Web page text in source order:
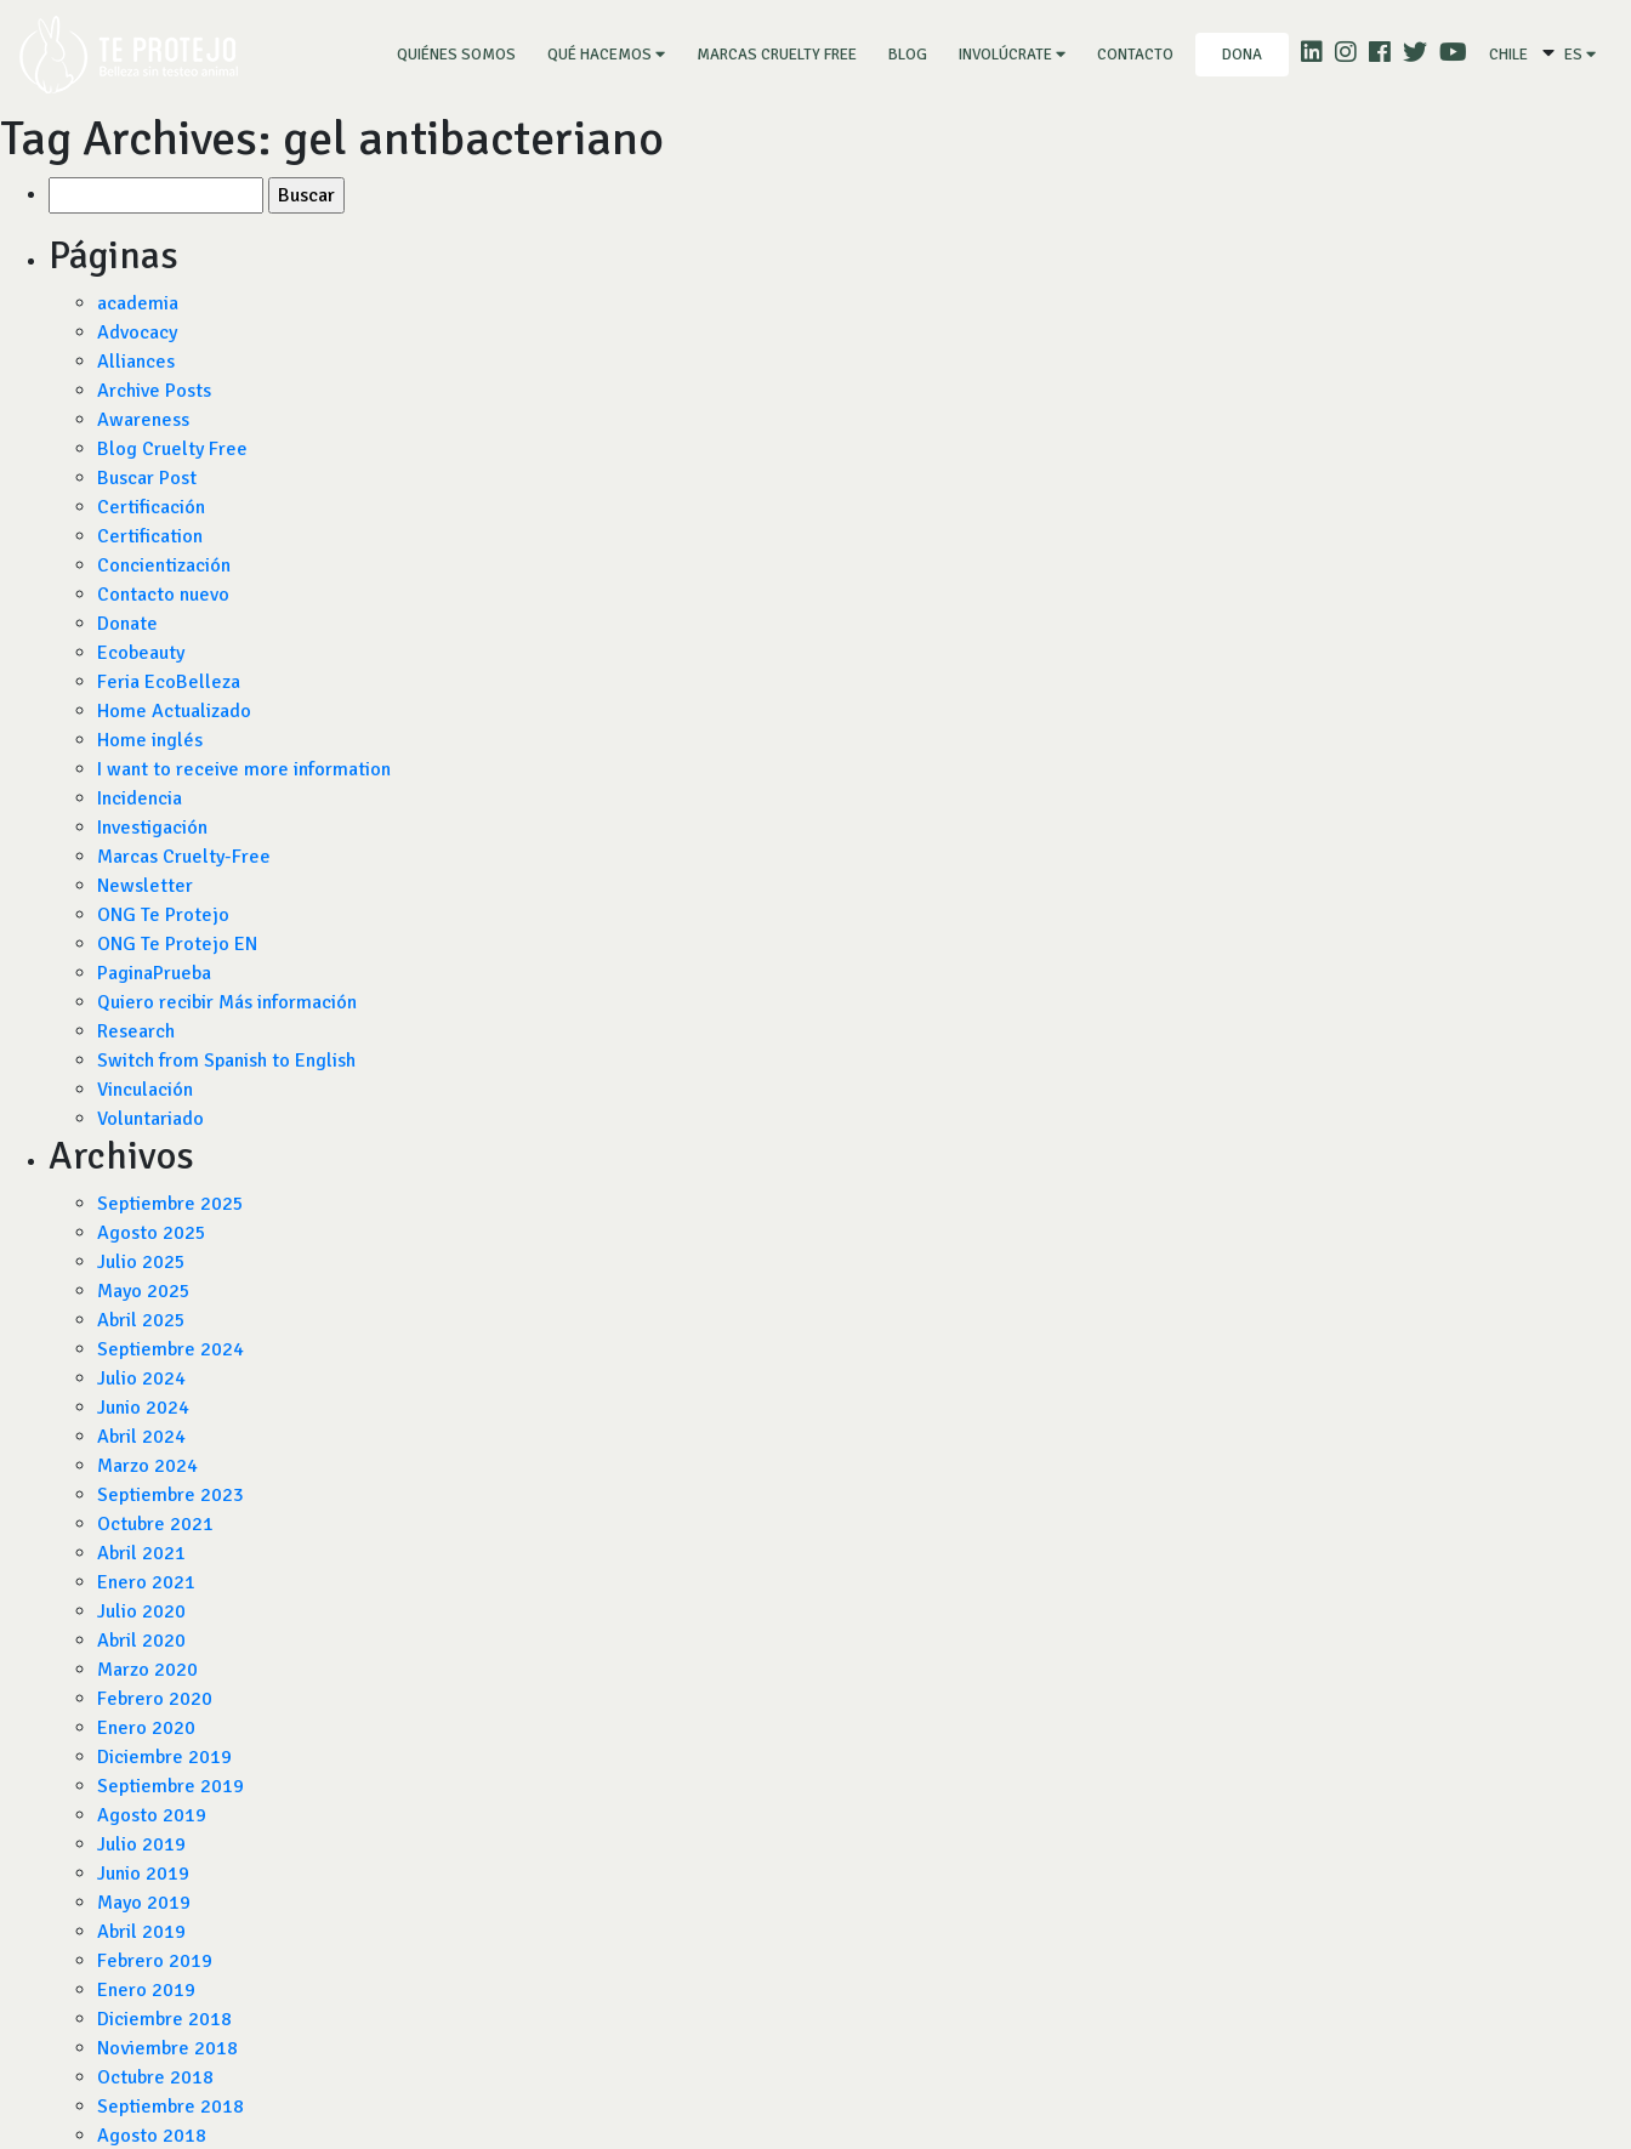
QUIÉNES SOMOS (CURRENT)
QUÉ HACEMOS MARCAS CRUELTY FREE BLOG INVOLÚCRATE CONTACTO DONA CHILE ES
Tag Archives: gel antibacteriano
por:
Páginas
academia
Advocacy
Alliances
Archive Posts
Awareness
Blog Cruelty Free
Buscar Post
Certificación
Certification
Concientización
Contacto nuevo
Donate
Ecobeauty
Feria EcoBelleza
Home Actualizado
Home inglés
I want to receive more information
Incidencia
Investigación
Marcas Cruelty-Free
Newsletter
ONG Te Protejo
ONG Te Protejo EN
PaginaPrueba
Quiero recibir Más información
Research
Switch from Spanish to English
Vinculación
Voluntariado
Archivos
Septiembre 2025
Agosto 2025
Julio 2025
Mayo 2025
Abril 2025
Septiembre 2024
Julio 2024
Junio 2024
Abril 2024
Marzo 2024
Septiembre 2023
Octubre 2021
Abril 2021
Enero 2021
Julio 2020
Abril 2020
Marzo 2020
Febrero 2020
Enero 2020
Diciembre 2019
Septiembre 2019
Agosto 2019
Julio 2019
Junio 2019
Mayo 2019
Abril 2019
Febrero 2019
Enero 2019
Diciembre 2018
Noviembre 2018
Octubre 2018
Septiembre 2018
Agosto 2018